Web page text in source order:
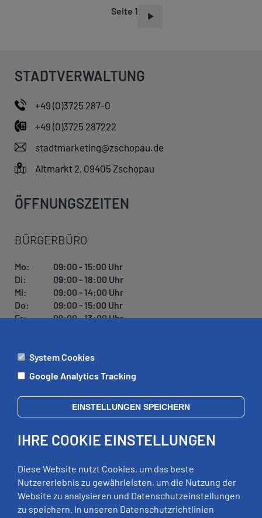
Seite 1
STADTVERWALTUNG
+49 (0)3725 287-0
+49 (0)3725 287222
stadtmarketing@zschopau.de
Altmarkt 2, 09405 Zschopau
ÖFFNUNGSZEITEN
BÜRGERBÜRO
Mo:
09:00 - 15:00 Uhr
Di:
09:00 - 18:00 Uhr
Mi:
09:00 - 14:00 Uhr
Do:
09:00 - 15:00 Uhr
Fr:
09:00 - 13:00 Uhr
ÄMTER
Di:
09:00 - 12:00 Uhr, 13:00 - 18:00 Uhr
Mi:
geschlossen
Fr:
09:00 - 12:00 Uhr
RECHTLICHES
System Cookies
Google Analytics Tracking
EINSTELLUNGEN SPEICHERN
IHRE COOKIE EINSTELLUNGEN
Diese Website nutzt Cookies, um das beste
Nutzererlebnis zu gewährleisten, um die Nutzung der
Website zu analysieren und Datenschutzeinstellungen
zu speichern. In unseren Datenschutzrichtlinien